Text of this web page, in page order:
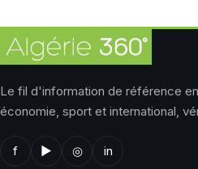
Le fil d'information de référence
économie, sport et international,
f ▶ ◎ in